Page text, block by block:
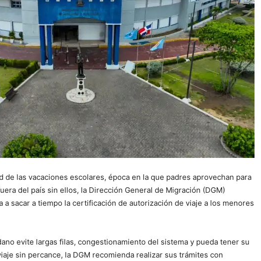
de las vacaciones escolares, época en la que padres aprovechan para
del país sin ellos, la Dirección General de Migración (DGM)
a sacar a tiempo la certificación de autorización de viaje a los menores
evite largas filas, congestionamiento del sistema y pueda tener su
sin percance, la DGM recomienda realizar sus trámites con